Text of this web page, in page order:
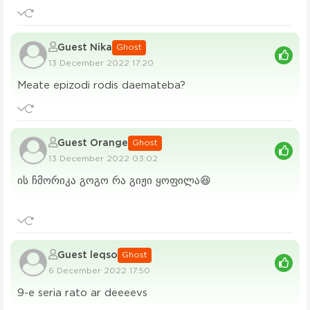
Guest Nika Ghost
13 December 2022 17:20
Meate epizodi rodis daemateba?
Guest Orange Ghost
13 December 2022 03:02
ის ჩმორიკა გოგო რა გიჟი ყოფილა😆
Guest leqso Ghost
6 December 2022 17:50
9-e seria rato ar deeeevs